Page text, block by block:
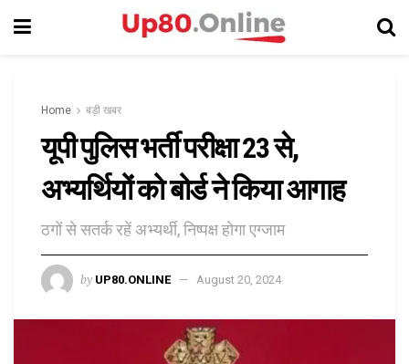
Home बड़ी खबर
यूपी पुलिस भर्ती परीक्षा 23 से,
अभ्यर्थियों को बोर्ड ने किया आगाह
ठगों से सतर्क रहें अभ्यर्थी, निष्पक्ष होगा एग्जाम
by UP80.ONLINE August 20, 2024